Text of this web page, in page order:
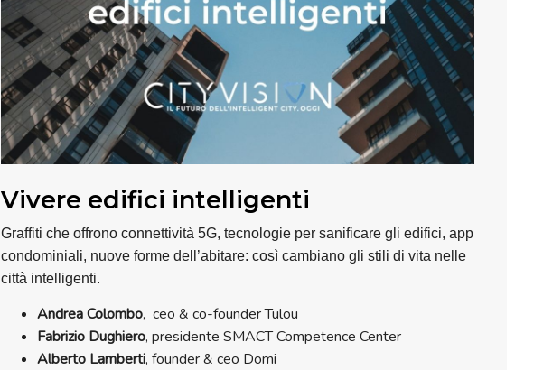
Vivere edifici intelligenti
Graffiti che offrono connettività 5G, tecnologie per sanificare gli edifici, app
condominiali, nuove forme dell’abitare: così cambiano gli stili di vita nelle
città intelligenti.
Andrea Colombo, ceo & co-founder Tulou
Fabrizio Dughiero, presidente SMACT Competence Center
Alberto Lamberti, founder & ceo Domi